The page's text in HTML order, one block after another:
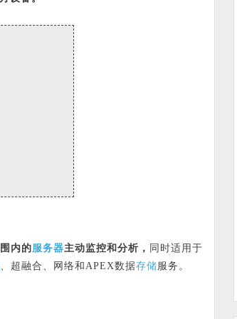
内的服务器主动监控和分析， 同时适用于
、超融合、网络和APEX数据存储服务。